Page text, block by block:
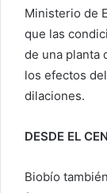
Ministerio de
que las
de una planta
los efectos
dilaciones.
DESDE EL
Biobío